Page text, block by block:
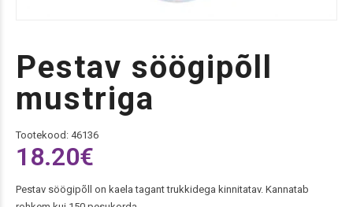
Pestav söögipõll
mustriga
Tootekood: 46136
18.20€
Pestav söögipõll on kaela tagant trukkidega kinnitatav. Kannatab